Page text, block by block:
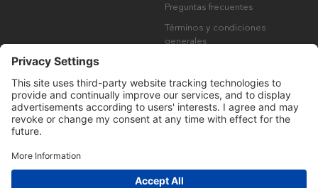
Preguntas frecuentes
Términos y condiciones
generales
Derechos de autor © Many Brands AB 2023. Todos los derechos